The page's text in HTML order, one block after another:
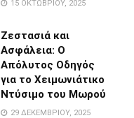
15 ΟΚΤΩΒΡΊΟΥ, 2025
Ζεστασιά και
Ασφάλεια: Ο
Απόλυτος Οδηγός
για το Χειμωνιάτικο
Ντύσιμο του Μωρού
29 ΔΕΚΕΜΒΡΊΟΥ, 2025